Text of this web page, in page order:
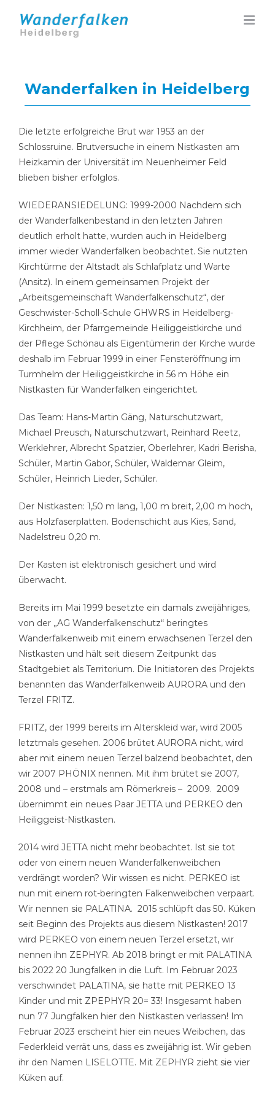
Inhalt
springen
Wanderfalken in Heidelberg
Die letzte erfolgreiche Brut war 1953 an der
Schlossruine. Brutversuche in einem Nistkasten am
Heizkamin der Universität im Neuenheimer Feld
blieben bisher erfolglos.
WIEDERANSIEDELUNG: 1999-2000 Nachdem sich
der Wanderfalkenbestand in den letzten Jahren
deutlich erholt hatte, wurden auch in Heidelberg
immer wieder Wanderfalken beobachtet. Sie nutzten
Kirchtürme der Altstadt als Schlafplatz und Warte
(Ansitz). In einem gemeinsamen Projekt der
„Arbeitsgemeinschaft Wanderfalkenschutz“, der
Geschwister-Scholl-Schule GHWRS in Heidelberg-
Kirchheim, der Pfarrgemeinde Heiliggeistkirche und
der Pflege Schönau als Eigentümerin der Kirche wurde
deshalb im Februar 1999 in einer Fensteröffnung im
Turmhelm der Heiliggeistkirche in 56 m Höhe ein
Nistkasten für Wanderfalken eingerichtet.
Das Team: Hans-Martin Gäng, Naturschutzwart,
Michael Preusch, Naturschutzwart, Reinhard Reetz,
Werklehrer, Albrecht Spatzier, Oberlehrer, Kadri Berisha,
Schüler, Martin Gabor, Schüler, Waldemar Gleim,
Schüler, Heinrich Lieder, Schüler.
Der Nistkasten: 1,50 m lang, 1,00 m breit, 2,00 m hoch,
aus Holzfaserplatten. Bodenschicht aus Kies, Sand,
Nadelstreu 0,20 m.
Der Kasten ist elektronisch gesichert und wird
überwacht.
Bereits im Mai 1999 besetzte ein damals zweijähriges,
von der „AG Wanderfalkenschutz“ beringtes
Wanderfalkenweib mit einem erwachsenen Terzel den
Nistkasten und hält seit diesem Zeitpunkt das
Stadtgebiet als Territorium. Die Initiatoren des Projekts
benannten das Wanderfalkenweib AURORA und den
Terzel FRITZ.
FRITZ, der 1999 bereits im Alterskleid war, wird 2005
letztmals gesehen. 2006 brütet AURORA nicht, wird
aber mit einem neuen Terzel balzend beobachtet, den
wir 2007 PHÖNIX nennen. Mit ihm brütet sie 2007,
2008 und – erstmals am Römerkreis – 2009. 2009
übernimmt ein neues Paar JETTA und PERKEO den
Heiliggeist-Nistkasten.
2014 wird JETTA nicht mehr beobachtet. Ist sie tot
oder von einem neuen Wanderfalkenweibchen
verdrängt worden? Wir wissen es nicht. PERKEO ist
nun mit einem rot-beringten Falkenweibchen verpaart.
Wir nennen sie PALATINA. 2015 schlüpft das 50. Küken
seit Beginn des Projekts aus diesem Nistkasten! 2017
wird PERKEO von einem neuen Terzel ersetzt, wir
nennen ihn ZEPHYR. Ab 2018 bringt er mit PALATINA
bis 2022 20 Jungfalken in die Luft. Im Februar 2023
verschwindet PALATINA, sie hatte mit PERKEO 13
Kinder und mit ZPEPHYR 20= 33! Insgesamt haben
nun 77 Jungfalken hier den Nistkasten verlassen! Im
Februar 2023 erscheint hier ein neues Weibchen, das
Federkleid verrät uns, dass es zweijährig ist. Wir geben
ihr den Namen LISELOTTE. Mit ZEPHYR zieht sie vier
Küken auf.